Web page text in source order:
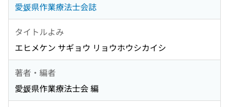
愛媛県作業療法士会誌
タイトルよみ
エヒメケン サギョウ リョウホウシカイシ
著者・編者
愛媛県作業療法士会 編